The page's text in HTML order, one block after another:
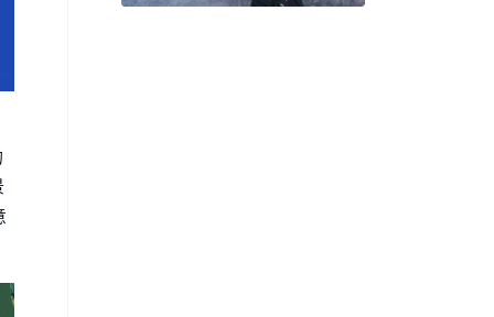
Collecting Art in the Gulf